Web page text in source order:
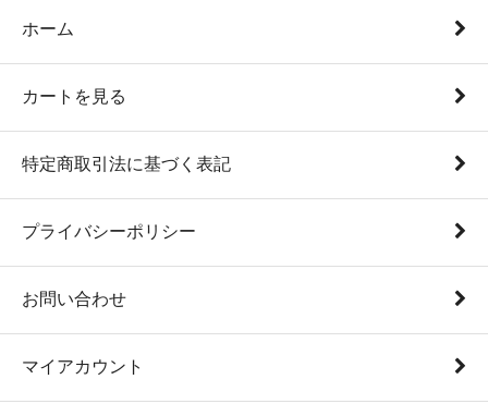
ホーム
カートを見る
特定商取引法に基づく表記
プライバシーポリシー
お問い合わせ
マイアカウント